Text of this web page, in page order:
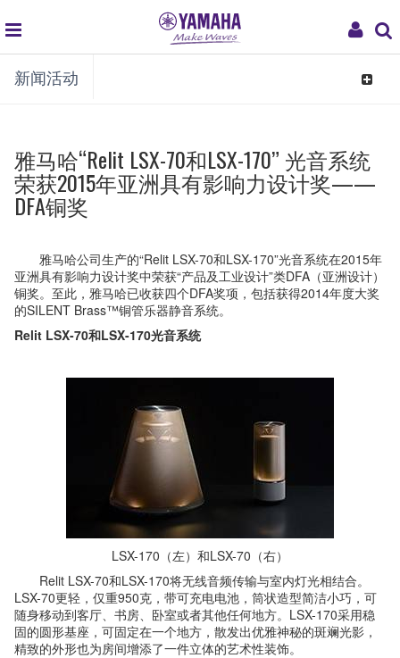
My
global
navigation
新闻活动
Toggle
雅马哈“Relit LSX-70和LSX-170” 光音系统
荣获2015年亚洲具有影响力设计奖——
DFA铜奖
雅马哈公司生产的“Relit LSX-70和LSX-170”光音系统在2015年
亚洲具有影响力设计奖中荣获“产品及工业设计”类DFA（亚洲设计）
铜奖。至此，雅马哈已收获四个DFA奖项，包括获得2014年度大奖
的SILENT Brass™铜管乐器静音系统。
Relit LSX-70和LSX-170光音系统
LSX-170（左）和LSX-70（右）
Relit LSX-70和LSX-170将无线音频传输与室内灯光相结合。
LSX-70更轻，仅重950克，带可充电电池，筒状造型简洁小巧，可
随身移动到客厅、书房、卧室或者其他任何地方。LSX-170采用稳
固的圆形基座，可固定在一个地方，散发出优雅神秘的斑斓光影，
精致的外形也为房间增添了一件立体的艺术性装饰。